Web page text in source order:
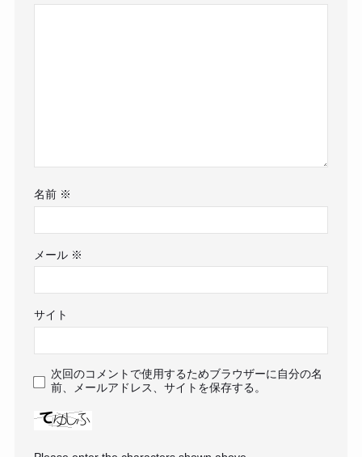
名前 ※
メール ※
サイト
次回のコメントで使用するためブラウザーに自分の名
前、メールアドレス、サイトを保存する。